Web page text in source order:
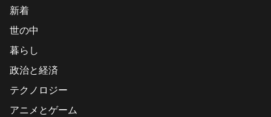
新着
世の中
暮らし
政治と経済
テクノロジー
アニメとゲーム